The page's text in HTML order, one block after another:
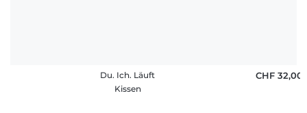
Du. Ich. Läuft
Kissen
CHF 32,00